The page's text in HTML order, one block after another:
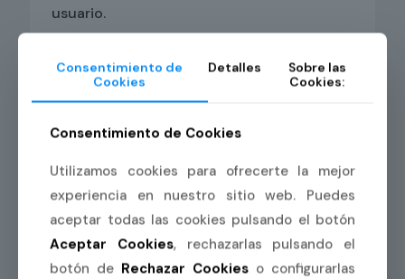
usuario.
lo hagas de forma errónea o incompleta, no
podremos atender tu solicitud, resultando
información solicitada o llevar a cabo la
contratación de los servicios.
DERECHOS DEL
Consentimiento de
Cookies
Detalles
Sobre las
Cookies:
Consentimiento de Cookies
Utilizamos cookies para ofrecerte la mejor
experiencia en nuestro sitio web. Puedes
aceptar todas las cookies pulsando el botón
Aceptar Cookies, rechazarlas pulsando el
botón de Rechazar Cookies o configurarlas